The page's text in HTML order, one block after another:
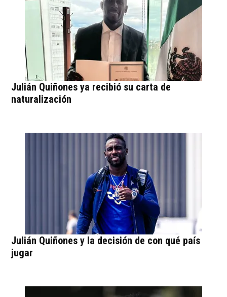
Julián Quiñones ya recibió su carta de
naturalización
Julián Quiñones y la decisión de con qué país
jugar